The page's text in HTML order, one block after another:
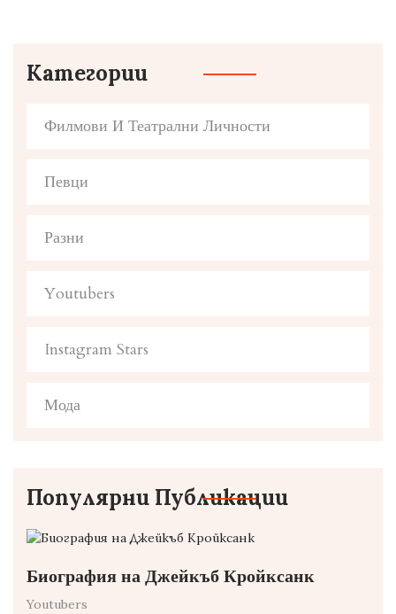
Категории
Филмови И Театрални Личности
Певци
Разни
Youtubers
Instagram Stars
Мода
Популярни Публикации
Биография на Джейкъб Кройксанк
Youtubers